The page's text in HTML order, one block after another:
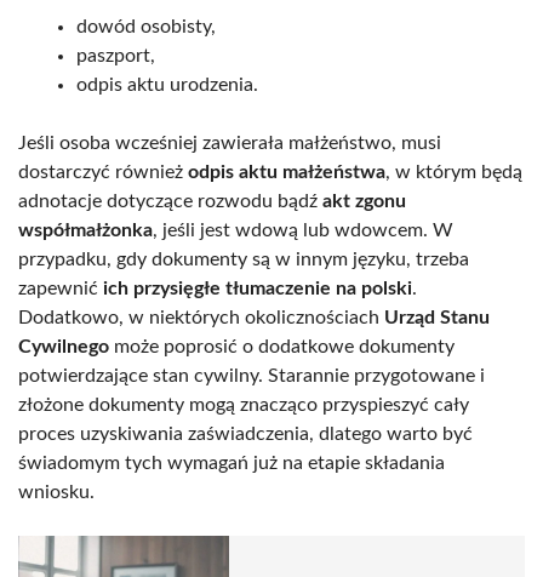
dowód osobisty,
paszport,
odpis aktu urodzenia.
Jeśli osoba wcześniej zawierała małżeństwo, musi
dostarczyć również odpis aktu małżeństwa, w którym będą
adnotacje dotyczące rozwodu bądź akt zgonu
współmałżonka, jeśli jest wdową lub wdowcem. W
przypadku, gdy dokumenty są w innym języku, trzeba
zapewnić ich przysięgłe tłumaczenie na polski.
Dodatkowo, w niektórych okolicznościach Urząd Stanu
Cywilnego może poprosić o dodatkowe dokumenty
potwierdzające stan cywilny. Starannie przygotowane i
złożone dokumenty mogą znacząco przyspieszyć cały
proces uzyskiwania zaświadczenia, dlatego warto być
świadomym tych wymagań już na etapie składania
wniosku.